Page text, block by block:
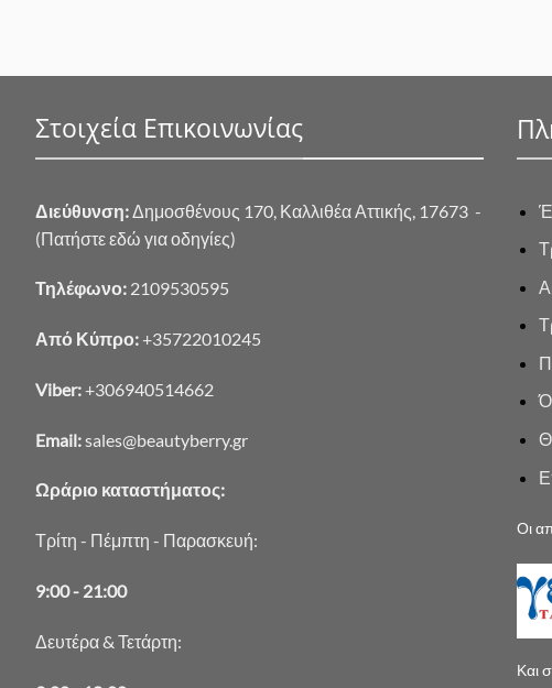
Στοιχεία Επικοινωνίας
Διεύθυνση: Δημοσθένους 170, Καλλιθέα Αττικής, 17673 -
(Πατήστε εδώ για οδηγίες)
Τηλέφωνο: 2109530595
Από Κύπρο:+35722010245
Viber:+306940514662
Email:sales@beautyberry.gr
Ωράριο καταστήματος:
Τρίτη - Πέμπτη - Παρασκευή:
9:00 - 21:00
Δευτέρα & Τετάρτη:
Οι
Και